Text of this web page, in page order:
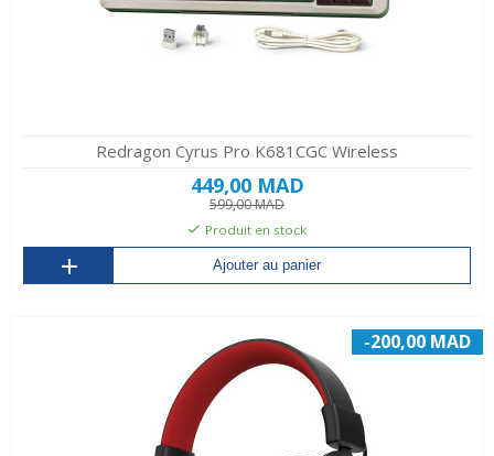
Redragon Cyrus Pro K681CGC Wireless
449,00 MAD
599,00 MAD
Produit en stock
Ajouter au panier
-200,00 MAD